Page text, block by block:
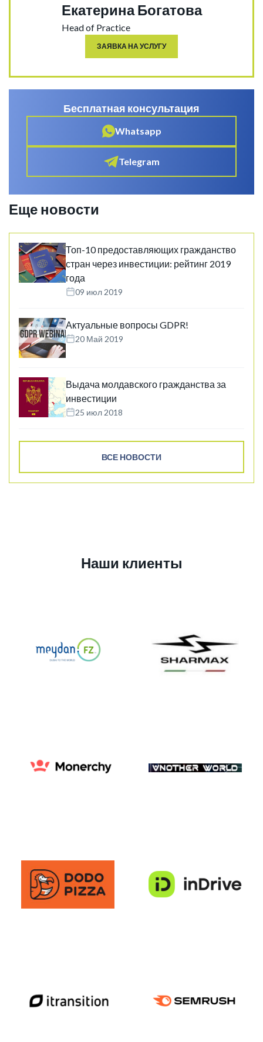
Екатерина Богатова
Head of Practice
ЗАЯВКА НА УСЛУГУ
Бесплатная консультация
Whatsapp
Telegram
Еще новости
Топ-10 предоставляющих гражданство
стран через инвестиции: рейтинг 2019
года
09 июл 2019
Актуальные вопросы GDPR!
20 Май 2019
Выдача молдавского гражданства за
инвестиции
25 июл 2018
ВСЕ НОВОСТИ
Наши клиенты